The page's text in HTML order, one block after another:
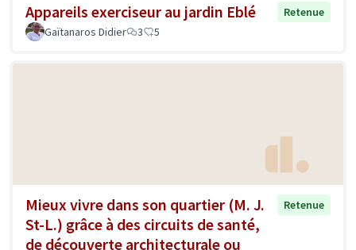
Appareils exerciseur au jardin Eblé
Retenue
Gaïtanaros Didier
3 5
Mieux vivre dans son quartier (M. J.
St-L.) grâce à des circuits de santé,
de découverte architecturale ou
Retenue